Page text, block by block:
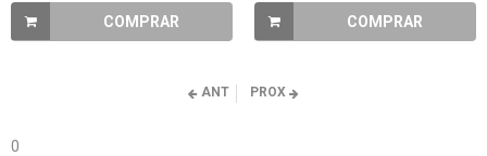
COMPRAR COMPRAR
ANT PROX
0